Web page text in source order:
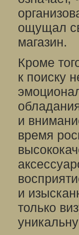
ощущал
магазин.
Кроме
к поиску
и
время
и
только